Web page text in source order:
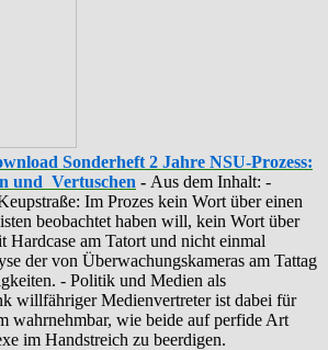
Sonderheft 2 Jahre NSU-Prozess:
und Vertuschen - Aus dem Inhalt: -
Im Prozes kein Wort über einen
beobachtet haben will, kein Wort über
Hardcase am Tatort und nicht einmal
der von Überwachungskameras am Tattag
- Politik und Medien als
willfähriger Medienvertreter ist dabei für
wahrnehmbar, wie beide auf perfide Art
im Handstreich zu beerdigen.